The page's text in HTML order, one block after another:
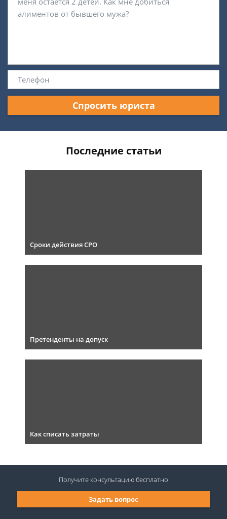
Спросить юриста
Последние статьи
Сроки действия СРО
Претенденты на допуск
Как списать затраты
Задать вопрос
Получите консультациюбесплатно